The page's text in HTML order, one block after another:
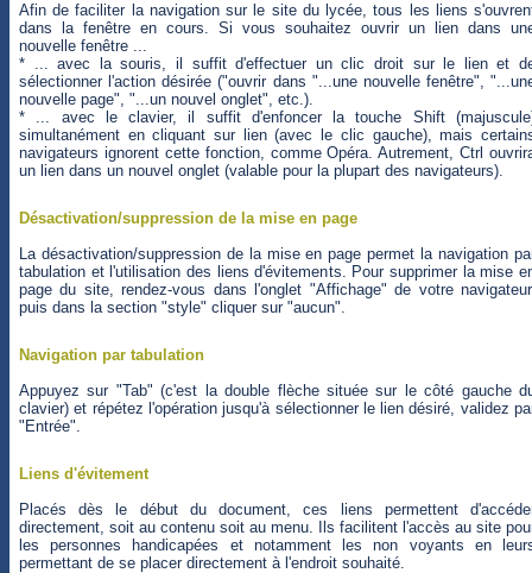
Afin de faciliter la navigation sur le site du lycée, tous les liens
dans la fenêtre en cours. Si vous souhaitez ouvrir un lien dans
nouvelle fenêtre ...
* ... avec la souris, il suffit d'effectuer un clic droit sur le lien et
sélectionner l'action désirée ("ouvrir dans "...une nouvelle fenêtre",
nouvelle page", "...un nouvel onglet", etc.).
* ... avec le clavier, il suffit d'enfoncer la touche Shift
simultanément en cliquant sur lien (avec le clic gauche), mais
navigateurs ignorent cette fonction, comme Opéra. Autrement, Ctrl
un lien dans un nouvel onglet (valable pour la plupart des navigateurs).
Désactivation/suppression de la mise en page
La désactivation/suppression de la mise en page permet la navigation
tabulation et l'utilisation des liens d'évitements. Pour supprimer la mise
page du site, rendez-vous dans l'onglet "Affichage" de votre
puis dans la section "style" cliquer sur "aucun".
Navigation par tabulation
Appuyez sur "Tab" (c'est la double flèche située sur le côté gauche
clavier) et répétez l'opération jusqu'à sélectionner le lien désiré, validez
"Entrée".
Liens d'évitement
Placés dès le début du document, ces liens permettent
directement, soit au contenu soit au menu. Ils facilitent l'accès au site
les personnes handicapées et notamment les non voyants en
permettant de se placer directement à l'endroit souhaité.